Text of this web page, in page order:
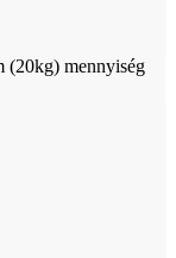
(20kg) mennyiség